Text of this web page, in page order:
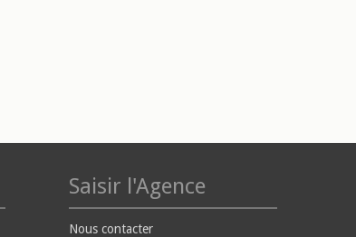
Saisir l'Agence
Nous contacter